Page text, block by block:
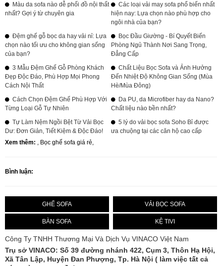
Màu da sofa nào dễ phối đồ nội thất
nhất? Gợi ý từ chuyên gia
Các loại vải may sofa phổ biến nhất
hiện nay: Lựa chọn nào phù hợp cho
ngôi nhà của bạn?
Đệm ghế gỗ bọc da hay vải nỉ: Lựa
chọn nào tối ưu cho không gian sống
của bạn?
Bọc Đầu Giường - Bí Quyết Biến
Phòng Ngủ Thành Nơi Sang Trọng,
Đẳng Cấp
3 Mẫu Đệm Ghế Gỗ Phòng Khách
Đẹp Độc Đáo, Phù Hợp Mọi Phong
Cách Nội Thất
Chất Liệu Bọc Sofa và Ảnh Hưởng
Đến Nhiệt Độ Không Gian Sống (Mùa
Hè/Mùa Đông)
Cách Chọn Đệm Ghế Phù Hợp Với
Từng Loại Gỗ Tự Nhiên
Da PU, da Microfiber hay da Nano?
Chất liệu nào bền nhất?
Tự Làm Nệm Ngồi Bệt Từ Vải Bọc
Dư: Đơn Giản, Tiết Kiệm & Độc Đáo!
5 lý do vải bọc sofa Soho Bỉ được
ưa chuộng tại các căn hộ cao cấp
Xem thêm: , Bọc ghế sofa giá rẻ,
Bình luận:
GHẾ SOFA VẢI BỌC SOFA
BÀN SOFA KỆ TIVI
Công Ty TNHH Thương Mại Và Dịch Vụ VINACO Việt Nam
Trụ sở VINACO: Số 39 đường nhánh 422, Cụm 3, Thôn Hạ Hội,
Xã Tân Lập, Huyện Đan Phượng, Tp. Hà Nội ( làm việc tất cả